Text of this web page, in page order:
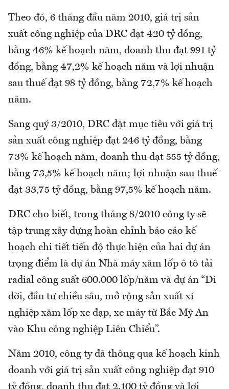
Theo đó, 6 tháng đầu năm 2010, giá trị sản
xuất công nghiệp của DRC đạt 420 tỷ đồng,
bằng 46% kế hoạch năm, doanh thu đạt 991 tỷ
đồng, bằng 47,2% kế hoạch năm và lợi nhuận
sau thuế đạt 98 tỷ đồng, bằng 72,7% kế hoạch
năm.
Sang quý 3/2010, DRC đặt mục tiêu với giá trị
sản xuất công nghiệp đạt 246 tỷ đồng, bằng
73% kế hoạch năm, doanh thu đạt 555 tỷ đồng,
bằng 73,5% kế hoạch năm; lợi nhuận sau thuế
đạt 33,75 tỷ đồng, bằng 97,5% kế hoạch năm.
DRC cho biết, trong tháng 8/2010 công ty sẽ
tập trung xây dựng hoàn chỉnh báo cáo kế
hoạch chi tiết tiến độ thực hiện của hai dự án
trọng điểm là dự án Nhà máy xăm lốp ô tô tải
radial công suất 600.000 lốp/năm và dự án “Di
dời, đầu tư chiều sâu, mở rộng sản xuất xí
nghiệp xăm lốp xe đạp, xe máy từ Bắc Mỹ An
vào Khu công nghiệp Liên Chiểu”.
Năm 2010, công ty đã thông qua kế hoạch kinh
doanh với giá trị sản xuất công nghiệp đạt 910